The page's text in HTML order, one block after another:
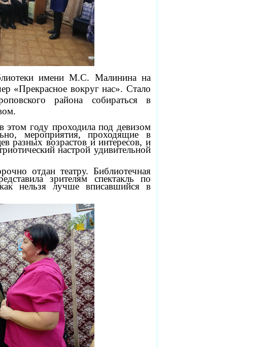
имени М.С. Малинина на
«Прекрасное вокруг нас». Стало
района собираться в
этом году проходила под девизом
мероприятия, проходящие в
разных возрастов и интересов, и
настрой удивительной
отдан театру. Библиотечная
зрителям спектакль по
нельзя лучше вписавшийся в